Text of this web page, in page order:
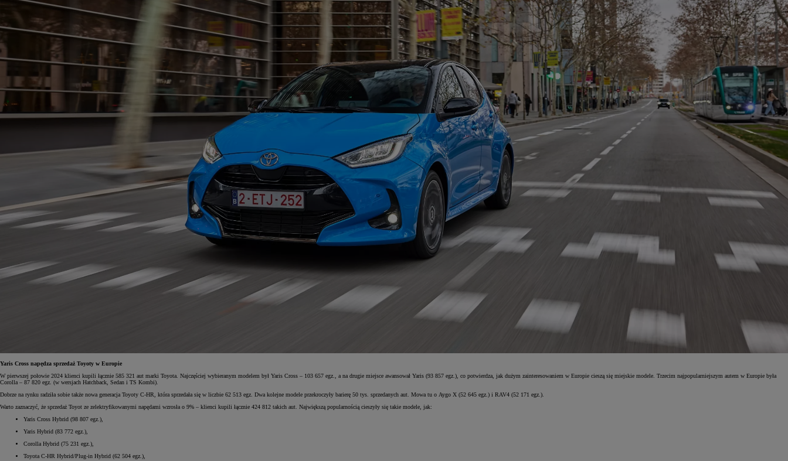
Yaris Cross napędza sprzedaż Toyoty w Europie
W pierwszej połowie 2024 klienci kupili łącznie 585 321 aut marki Toyota. Najczęściej wybieranym modelem był Yaris Cross – 103 657 egz., a na drugie miejsce awansował Yaris (93 857 egz.), co potwierdza, jak dużym zainteresowaniem w Europie cieszą się miejskie modele. Trzecim najpopularniejszym autem w Europie była
Corolla – 87 820 egz. (w wersjach Hatchback, Sedan i TS Kombi).
Dobrze na rynku radziła sobie także nowa generacja Toyoty C-HR, która sprzedała się w liczbie 62 513 egz. Dwa kolejne modele przekroczyły barierę 50 tys. sprzedanych aut. Mowa tu o Aygo X (52 645 egz.) i RAV4 (52 171 egz.).
Warto zaznaczyć, że sprzedaż Toyot ze zelektryfikowanymi napędami wzrosła o 9% – klienci kupili łącznie 424 812 takich aut. Największą popularnością cieszyły się takie modele, jak:
Yaris Cross Hybrid (98 807 egz.),
Yaris Hybrid (83 772 egz.),
Corolla Hybrid (75 231 egz.),
Toyota C-HR Hybrid/Plug-in Hybrid (62 504 egz.),